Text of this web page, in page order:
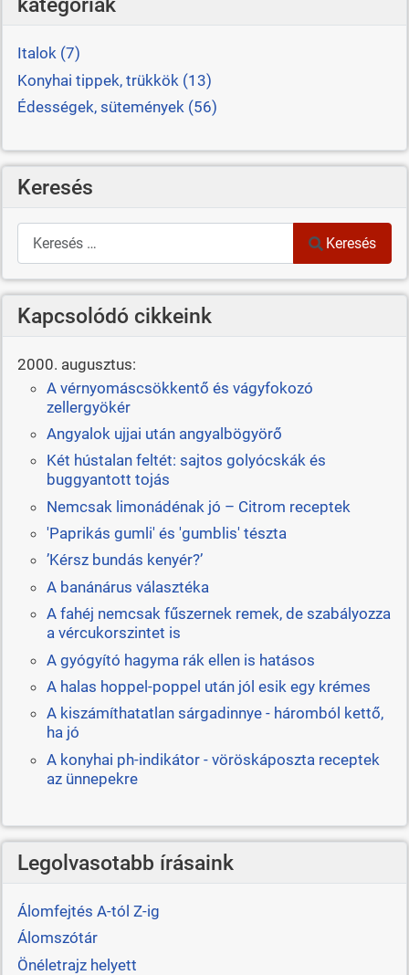
Italok (7)
Konyhai tippek, trükkök (13)
Édességek, sütemények (56)
Keresés
Keresés
Keresés
Kapcsolódó cikkeink
2000. augusztus:
A vérnyomáscsökkentő és vágyfokozó
zellergyökér
Angyalok ujjai után angyalbögyörő
Két hústalan feltét: sajtos golyócskák és
buggyantott tojás
Nemcsak limonádénak jó – Citrom receptek
'Paprikás gumli' és 'gumblis' tészta
’Kérsz bundás kenyér?’
A banánárus választéka
A fahéj nemcsak fűszernek remek, de szabályozza
a vércukorszintet is
A gyógyító hagyma rák ellen is hatásos
A halas hoppel-poppel után jól esik egy krémes
A kiszámíthatatlan sárgadinnye - háromból kettő,
ha jó
A konyhai ph-indikátor - vöröskáposzta receptek
az ünnepekre
Legolvasotabb írásaink
Álomfejtés A-tól Z-ig
Álomszótár
Önéletrajz helyett